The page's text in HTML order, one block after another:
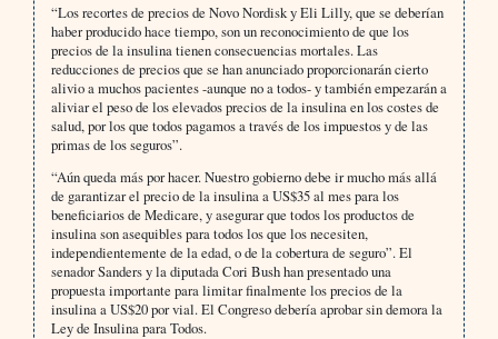
“Los recortes de precios de Novo Nordisk y Eli Lilly, que se deberían
haber producido hace tiempo, son un reconocimiento de que los
precios de la insulina tienen consecuencias mortales. Las
reducciones de precios que se han anunciado proporcionarán cierto
alivio a muchos pacientes -aunque no a todos- y también empezarán a
aliviar el peso de los elevados precios de la insulina en los costes de
salud, por los que todos pagamos a través de los impuestos y de las
primas de los seguros”.
“Aún queda más por hacer. Nuestro gobierno debe ir mucho más allá
de garantizar el precio de la insulina a US$35 al mes para los
beneficiarios de Medicare, y asegurar que todos los productos de
insulina son asequibles para todos los que los necesiten,
independientemente de la edad, o de la cobertura de seguro”. El
senador Sanders y la diputada Cori Bush han presentado una
propuesta importante para limitar finalmente los precios de la
insulina a US$20 por vial. El Congreso debería aprobar sin demora la
Ley de Insulina para Todos.